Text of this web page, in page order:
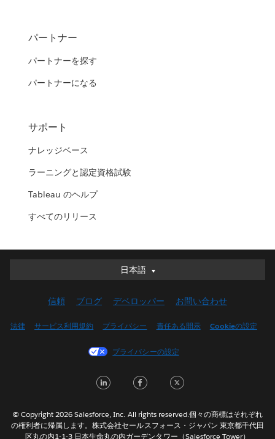
パートナー
パートナーを探す
パートナーになる
サポート
ナレッジベース
ラーニングと認定資格試験
Tableau のヘルプ
すべてのリリース
日本語
日本語
English (UK)
Français (Canada)
Italiano
Nederlands
信頼 ブログ デベロッパー お問い合わせ
法律 サービス利用規約 プライバシー 責任ある開示 Cookieの設定
プライバシーの設定
n c i
© Copyright 2026 Salesforce, Inc. All rights reserved.個々の商標はそれぞれ
の権利者に帰属します。株式会社セールスフォース・ジャパン 東京都千代田
区丸の内1-1-3 日本生命丸の内ガーデンタワー（Salesforce Tower）